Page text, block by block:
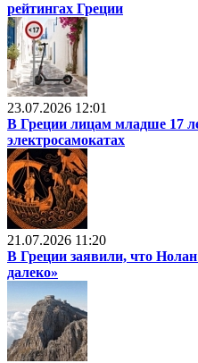
рейтингах Греции
23.07.2026 12:01
В Греции лицам младше 17
электросамокатах
21.07.2026 11:20
В Греции заявили, что
далеко»